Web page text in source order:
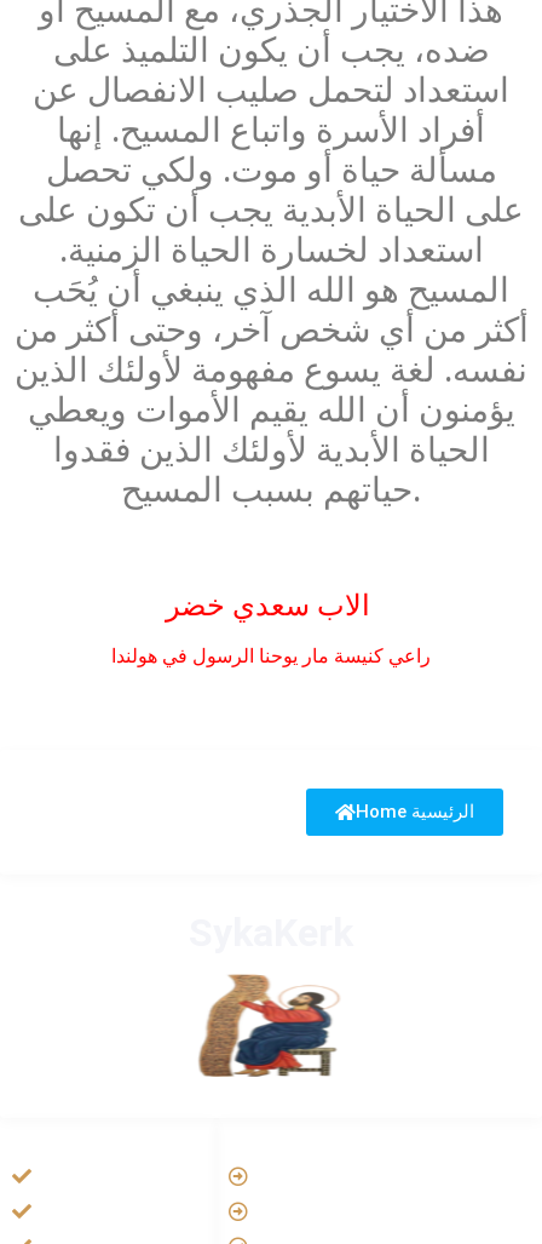
هذا الاختيار الجذري، مع المسيح أو
ضده، يجب أن يكون التلميذ على
استعداد لتحمل صليب الانفصال عن
أفراد الأسرة واتباع المسيح. إنها
مسألة حياة أو موت. ولكي تحصل
على الحياة الأبدية يجب أن تكون على
استعداد لخسارة الحياة الزمنية.
المسيح هو الله الذي ينبغي أن يُحَب
أكثر من أي شخص آخر، وحتى أكثر من
نفسه. لغة يسوع مفهومة لأولئك الذين
يؤمنون أن الله يقيم الأموات ويعطي
الحياة الأبدية لأولئك الذين فقدوا
حياتهم بسبب المسيح.
الاب سعدي خضر
راعي كنيسة مار يوحنا الرسول في هولندا
Home الرئيسية